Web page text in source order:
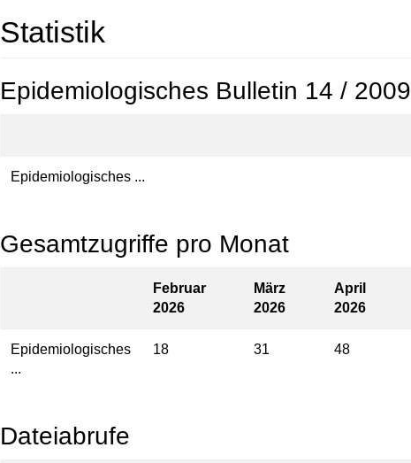
Statistik
Epidemiologisches Bulletin 14 / 2009
Epidemiologisches ...
Gesamtzugriffe pro Monat
Februar
2026
März
2026
April
2026
Epidemiologisches
...
18 31 48
Dateiabrufe